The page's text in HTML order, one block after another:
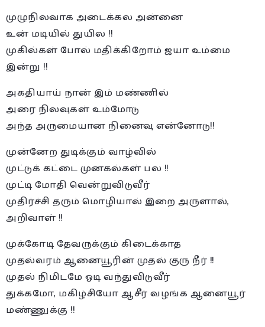
முழுநிலவாக அடைக்கல அன்னை
உன் மடியில் துயில !!
முகில்கள் போல் மதிக்கிறோம் ஜயா உம்மை
இன்று !!
அகதியாய் நான் இம் மண்ணில்
அரை நிலவுகள் உம்மோடு
அந்த அருமையான நினைவு என்னோடு!!
முன்னேற துடிக்கும் வாழ்வில்
முட்டுக் கட்டை முனகல்கள் பல !!
முட்டி மோதி வென்றுவிடுவீர்
முதிர்ச்சி தரும் மொழியால் இறை அருளால்,
அறிவாள் !!
முக்கோடி தேவருக்கும் கிடைக்காத
முதல்வரம் ஆனையூரின் முதல் குரு நீர் !!
முதல் நிமிடமே ஓடி வந்துவிடுவீர்
துக்கமோ, மகிழ்சியோ ஆசீர் வழங்க ஆனையூர்
மண்ணுக்கு !!